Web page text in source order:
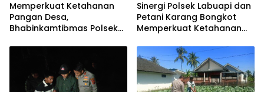
Memperkuat Ketahanan
Pangan Desa,
Bhabinkamtibmas Polsek
Kuranji Dalang
Sinergi Polsek Labuapi dan
Petani Karang Bongkot
Memperkuat Ketahanan